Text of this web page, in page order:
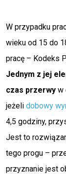
W przypadku
wieku od 15 do
pracę – Kodeks
Jednym z jej
czas przerwy w
jeżeli dobowy
4,5 godziny,
Jest to
tego progu –
przyznanie jest